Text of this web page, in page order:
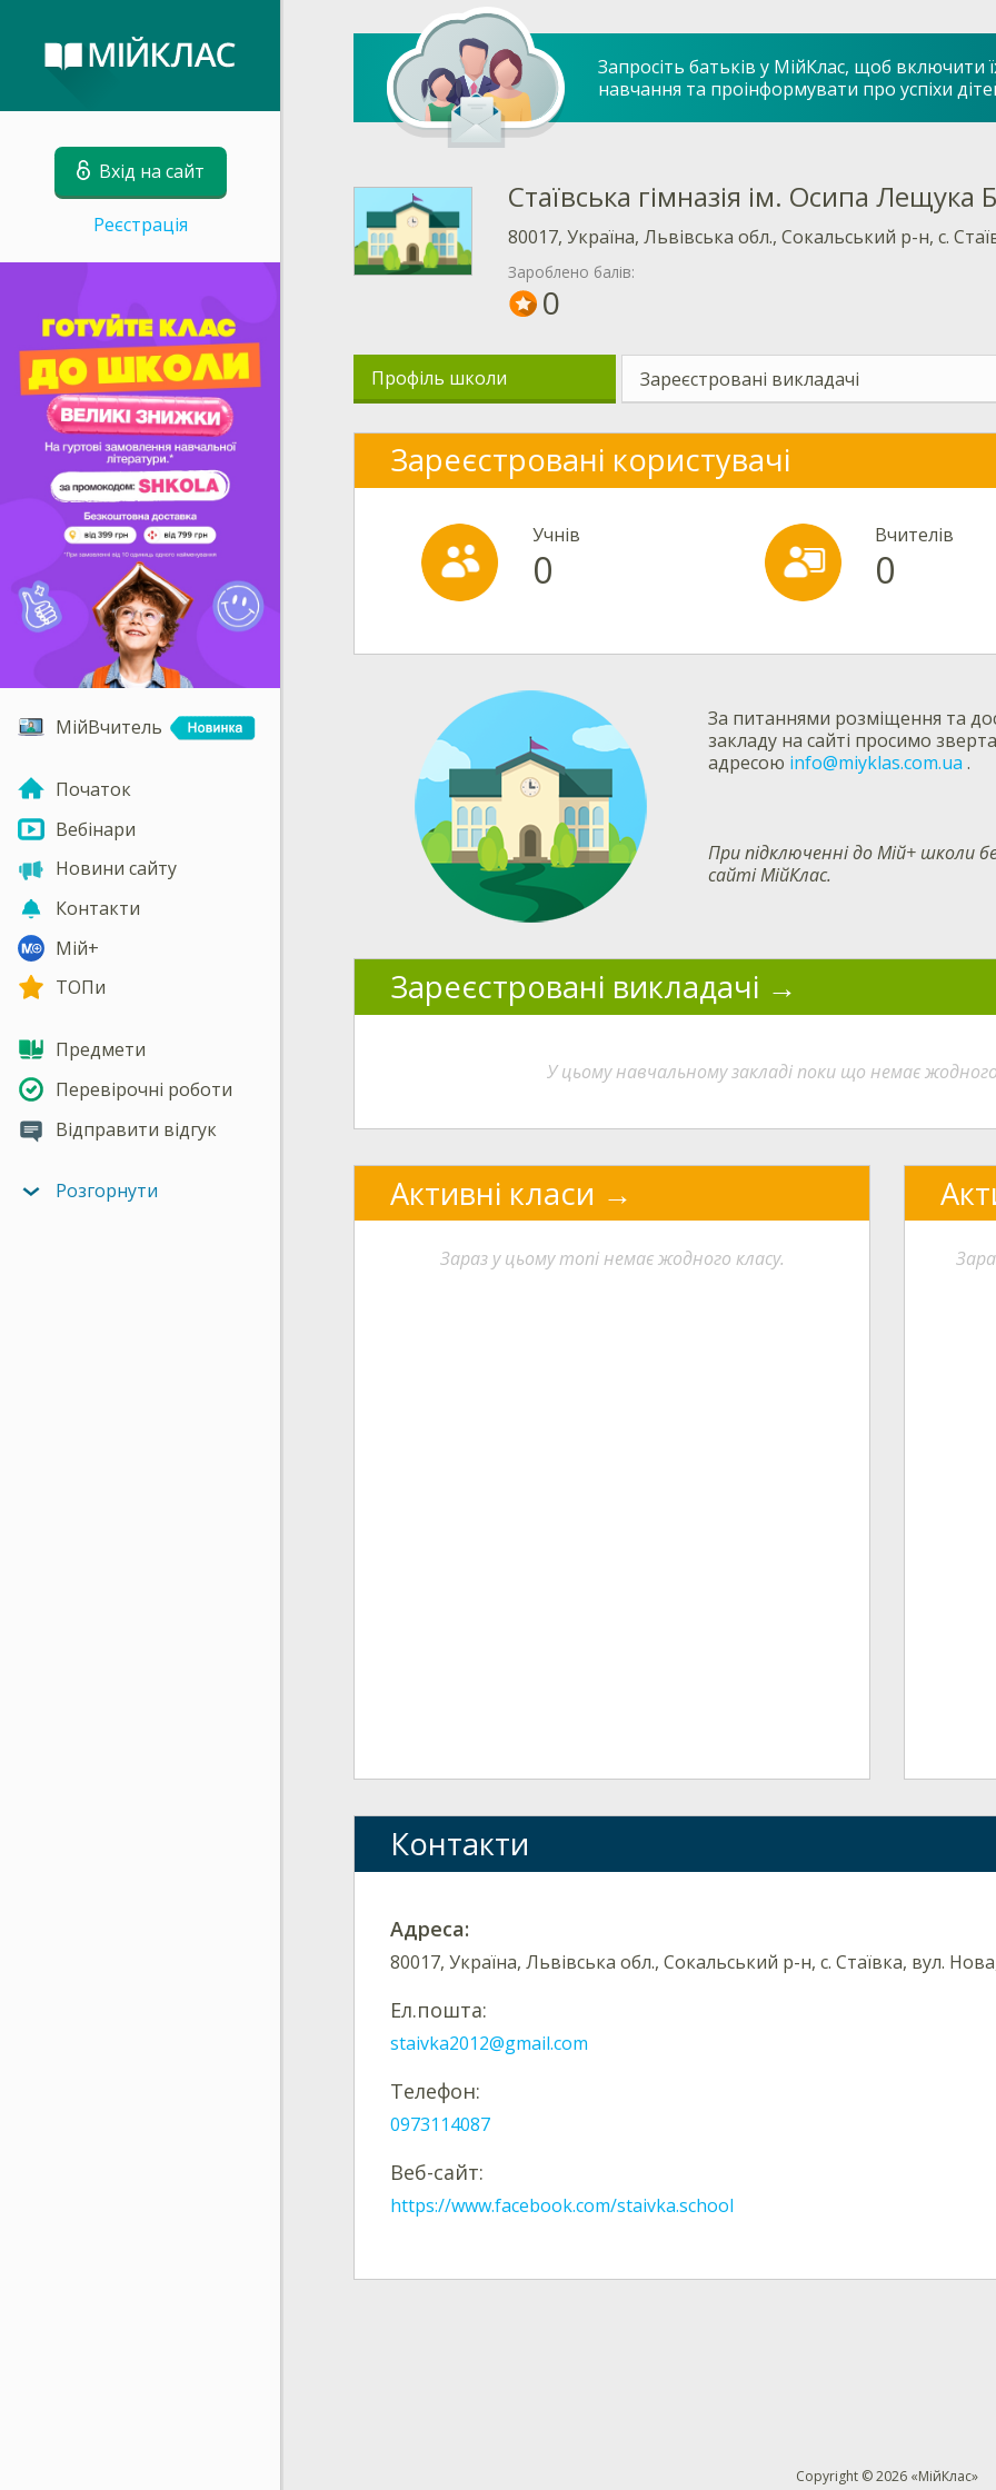
Вхід на сайт
Реєстрація
МійВчитель
Початок
Вебінари
Новини сайту
Контакти
Мій+
ТОПи
Предмети
Перевірочні роботи
Відправити відгук
Розгорнути
Запросіть батьків у МійКлас, щоб включити
навчання та проінформувати про успіхи
Стаївська гімназія ім. Осипа Лещука
80017, Україна, Львівська обл., Сокальський р-н, с.
Зароблено балів:
0
Профіль школи Зареєстровані викладачі
Зареєстровані користувачі
Учнів
0
Вчителів
0
За питаннями розміщення та
закладу на сайті просимо
адресою info@miyklas.com.ua .
При підключенні до Мій+
сайті МійКлас.
Зареєстровані викладачі
У цьому навчальному закладі поки що немає
Активні класи
Зараз у цьому топі немає жодного класу.
Контакти
Адреса:
80017, Україна, Львівська обл., Сокальський р-н, с. Стаївка, вул.
Ел.пошта:
staivka2012@gmail.com
Телефон:
0973114087
Веб-сайт:
https://www.facebook.com/staivka.school
Copyright © 2026 «МійКлас»